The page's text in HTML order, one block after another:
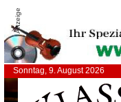
Anzeige
Sonntag, 9. August 2026